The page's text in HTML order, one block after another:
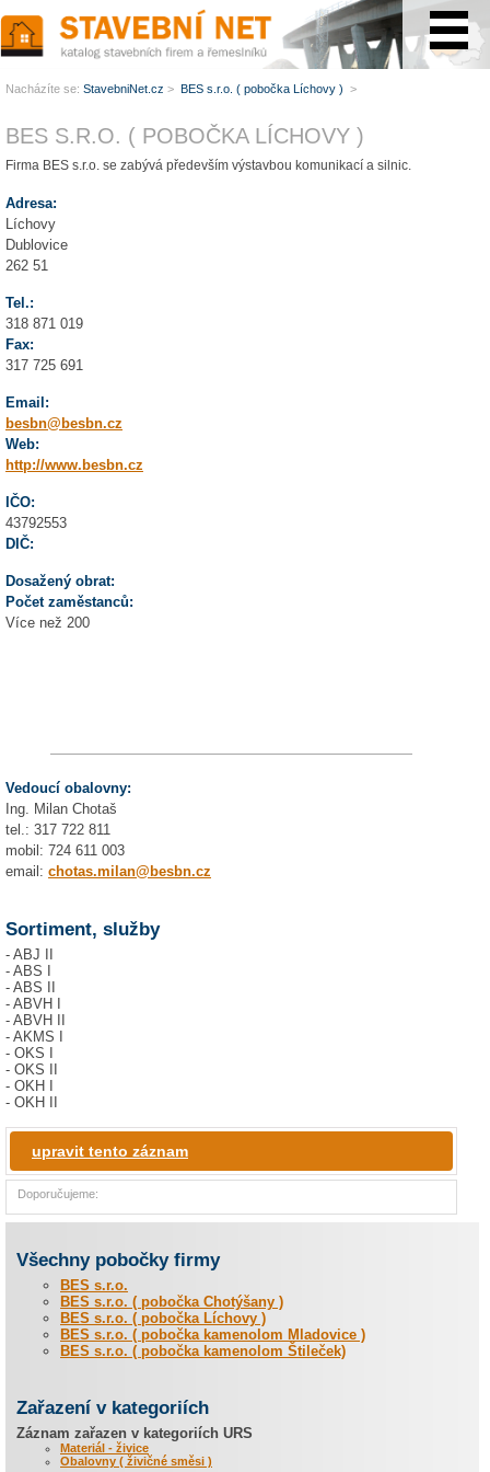
BES S.R.O. ( POBOČKA LÍCHOVY )
Firma BES s.r.o. se zabývá především výstavbou komunikací a silnic.
Adresa:
Líchovy
Dublovice
262 51
Tel.:
318 871 019
Fax:
317 725 691
Email:
besbn@besbn.cz
Web:
http://www.besbn.cz
IČO:
43792553
DIČ:
Dosažený obrat:
Počet zaměstanců:
Více než 200
Vedoucí obalovny:
Ing. Milan Chotaš
tel.: 317 722 811
mobil: 724 611 003
email: chotas.milan@besbn.cz
Sortiment, služby
- ABJ II
- ABS I
- ABS II
- ABVH I
- ABVH II
- AKMS I
- OKS I
- OKS II
- OKH I
- OKH II
upravit tento záznam
Doporučujeme:
Všechny pobočky firmy
BES s.r.o.
BES s.r.o. ( pobočka Chotýšany )
BES s.r.o. ( pobočka Líchovy )
BES s.r.o. ( pobočka kamenolom Mladovice )
BES s.r.o. ( pobočka kamenolom Štileček)
Zařazení v kategoriích
Záznam zařazen v kategoriích URS
Materiál - živice
Obalovny ( živičné směsi )
Nacházíte se: StavebniNet.cz > BES s.r.o. ( pobočka Líchovy ) >